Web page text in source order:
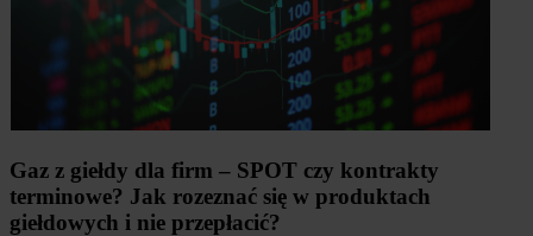
Gaz z giełdy dla firm – SPOT czy kontrakty
terminowe? Jak rozeznać się w produktach
giełdowych i nie przepłacić?